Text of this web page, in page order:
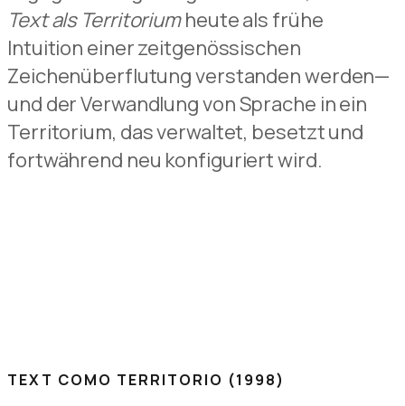
Text als Territoriumheute als frühe
Intuition einer zeitgenössischen
Zeichenüberflutung verstanden werden—
und der Verwandlung von Sprache in ein
Territorium, das verwaltet, besetzt und
fortwährend neu konfiguriert wird.
TEXT COMO TERRITORIO (1998)